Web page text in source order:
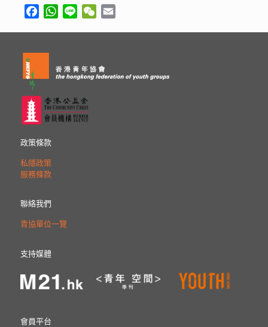
FacebookWhatsApp
Line WeChat
政策條款
私隱政策
服務條款
聯絡我們
青協單位一覽
支持媒體
會員平台